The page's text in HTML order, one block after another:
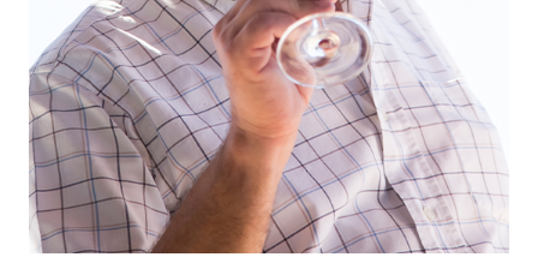
00 HOME